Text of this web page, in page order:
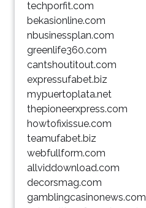
techporfit.com
bekasionline.com
nbusinessplan.com
greenlife360.com
cantshoutitout.com
expressufabet.biz
mypuertoplata.net
thepioneerxpress.com
howtofixissue.com
teamufabet.biz
webfullform.com
allviddownload.com
decorsmag.com
gamblingcasinonews.com